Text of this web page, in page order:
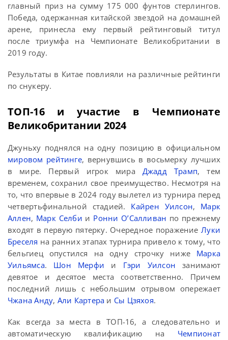
главный приз на сумму 175 000 фунтов стерлингов.
Победа, одержанная китайской звездой на домашней
арене, принесла ему первый рейтинговый титул
после триумфа на Чемпионате Великобритании в
2019 году.
Результаты в Китае повлияли на различные рейтинги
по снукеру.
ТОП-16 и участие в Чемпионате
Великобритании 2024
Джуньху поднялся на одну позицию в официальном
мировом рейтинге, вернувшись в восьмерку лучших
в мире. Первый игрок мира Джадд Трамп, тем
временем, сохранил свое преимущество. Несмотря на
то, что впервые в 2024 году вылетел из турнира перед
четвертьфинальной стадией. Кайрен Уилсон, Марк
Аллен, Марк Селби и Ронни О’Салливан по прежнему
входят в первую пятерку. Очередное поражениеЛуки
Бреселя на ранних этапах турнира привело к тому, что
бельгиец опустился на одну строчку ниже Марка
Уильямса. Шон Мерфи и Гэри Уилсон занимают
девятое и десятое места соответственно. Причем
последний лишь с небольшим отрывом опережает
Чжана Анду, Али Картера и Сы Цзяхоя.
Как всегда за места в ТОП-16, а следовательно и
автоматическую квалификацию на Чемпионат